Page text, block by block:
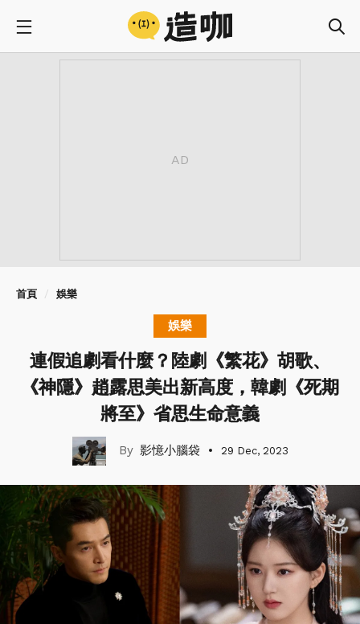
首頁 娛樂
娛樂
連假追劇看什麼？陸劇《繁花》胡歌、
《神隱》趙露思美出新高度，韓劇《死期
將至》省思生命意義
影憶小腦袋 29 Dec, 2023